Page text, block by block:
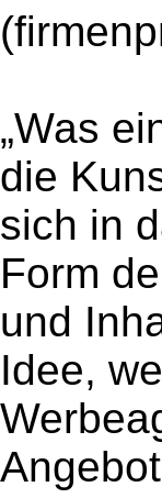
„Was
die
sich in
Form
und
Idee,